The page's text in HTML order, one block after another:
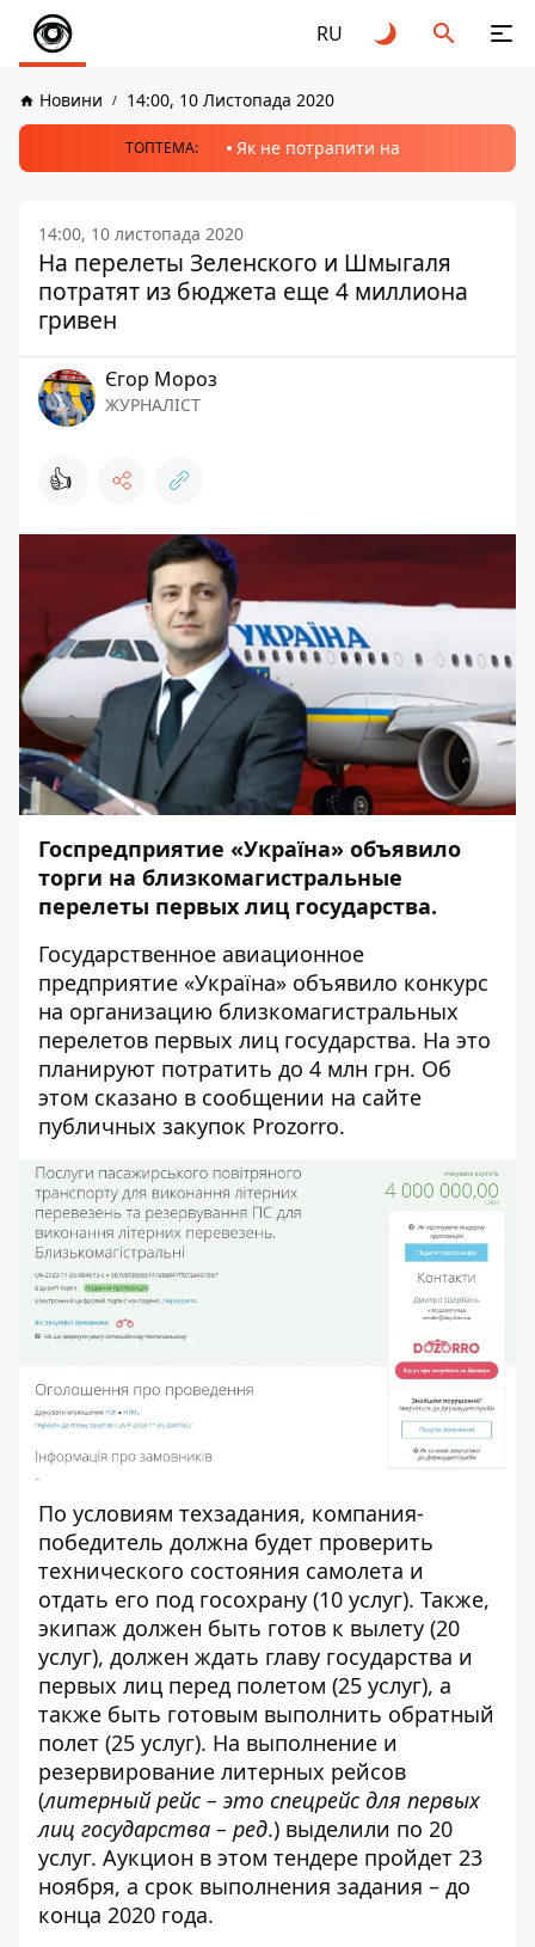
RU
Новини 14:00, 10 Листопада 2020
ТОПТЕМА: Як не потрапити на
14:00, 10 листопада 2020
На перелеты Зеленского и Шмыгаля
потратят из бюджета еще 4 миллиона
гривен
Єгор Мороз
ЖУРНАЛІСТ
👍
Госпредприятие «Україна» объявило
торги на близкомагистральные
перелеты первых лиц государства.
Государственное авиационное
предприятие «Україна» объявило конкурс
на организацию близкомагистральных
перелетов первых лиц государства. На это
планируют потратить до 4 млн грн. Об
этом сказано в сообщении на сайте
публичных закупок Prozorro.
По условиям техзадания, компания-
победитель должна будет проверить
технического состояния самолета и
отдать его под госохрану (10 услуг). Также,
экипаж должен быть готов к вылету (20
услуг), должен ждать главу государства и
первых лиц перед полетом (25 услуг), а
также быть готовым выполнить обратный
полет (25 услуг). На выполнение и
резервирование литерных рейсов
(литерный рейс – это спецрейс для первых
лиц государства – ред.) выделили по 20
услуг. Аукцион в этом тендере пройдет 23
ноября, а срок выполнения задания – до
конца 2020 года.